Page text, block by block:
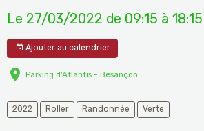
Le 27/03/2022 de 09:15 à 18:15
Ajouter au calendrier
Parking d'Atlantis - Besançon
2022 Roller Randonnée Verte